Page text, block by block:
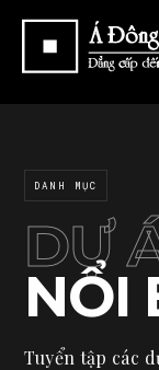
DANH MỤC
DỰ
NỔI
Tuyển tập các